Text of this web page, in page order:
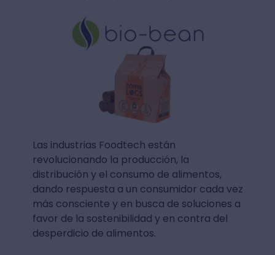
Las industrias Foodtech están
revolucionando la producción, la
distribución y el consumo de alimentos,
dando respuesta a un consumidor cada vez
más consciente y en busca de soluciones a
favor de la sostenibilidad y en contra del
desperdicio de alimentos.